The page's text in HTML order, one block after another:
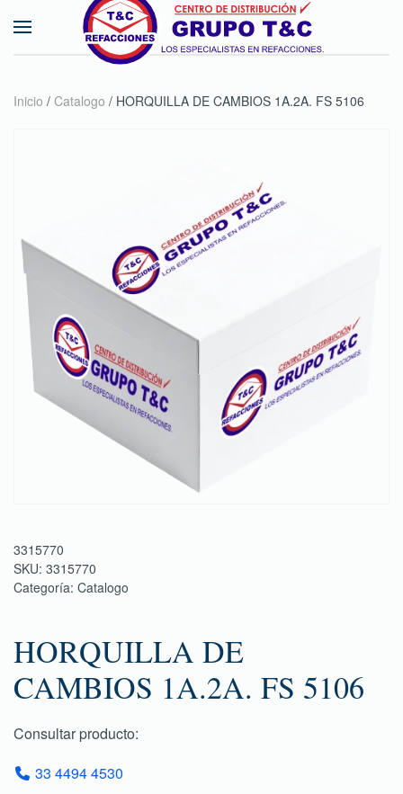
Skip to main content
Inicio / Catalogo / HORQUILLA DE CAMBIOS 1A.2A. FS 5106
3315770
SKU: 3315770
Categoría: Catalogo
HORQUILLA DE
CAMBIOS 1A.2A. FS 5106
Consultar producto:
33 4494 4530